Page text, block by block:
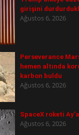
girişini
Ağustos 6, 2026
Perseverance
hemen altında
karbon buldu
Ağustos 6, 2026
SpaceX roketi
Ağustos 6, 2026